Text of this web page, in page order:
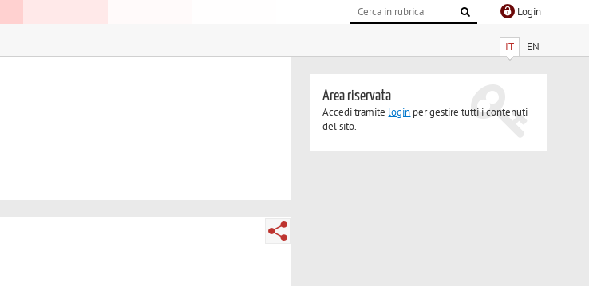
Login
IT EN
Area riservata
Accedi tramite login per gestire tutti i contenuti
del sito.